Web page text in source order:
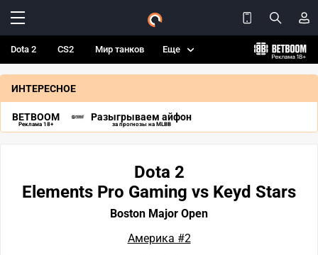
Dota 2 CS2 Мир танков Еще
ИНТЕРЕСНОЕ
BETBOOM
Реклама 18+
Разыгрываем айфон
за прогнозы на MLBB
Dota 2
Elements Pro Gaming vs Keyd Stars
Boston Major Open
Америка #2